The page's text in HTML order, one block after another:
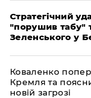
Стратегічний
"порушив табу"
Зеленського у
Коваленко
Кремля та
новій загрозі